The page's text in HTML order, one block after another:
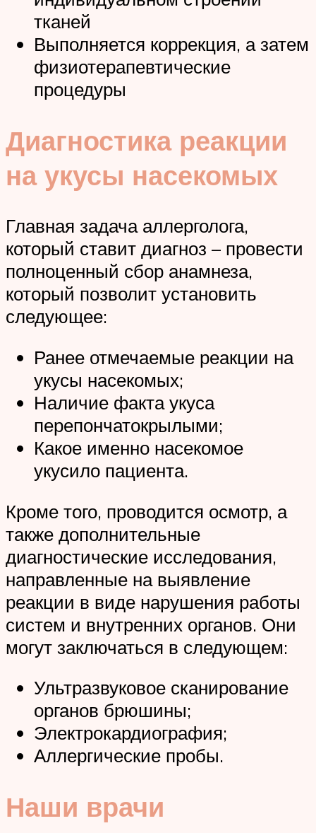
тканей
Выполняется коррекция, а затем
физиотерапевтические
процедуры
Диагностика реакции
на укусы насекомых
Главная задача аллерголога,
который ставит диагноз – провести
полноценный сбор анамнеза,
который позволит установить
следующее:
Ранее отмечаемые реакции на
укусы насекомых;
Наличие факта укуса
перепончатокрылыми;
Какое именно насекомое
укусило пациента.
Кроме того, проводится осмотр, а
также дополнительные
диагностические исследования,
направленные на выявление
реакции в виде нарушения работы
систем и внутренних органов. Они
могут заключаться в следующем:
Ультразвуковое сканирование
органов брюшины;
Электрокардиография;
Аллергические пробы.
Наши врачи